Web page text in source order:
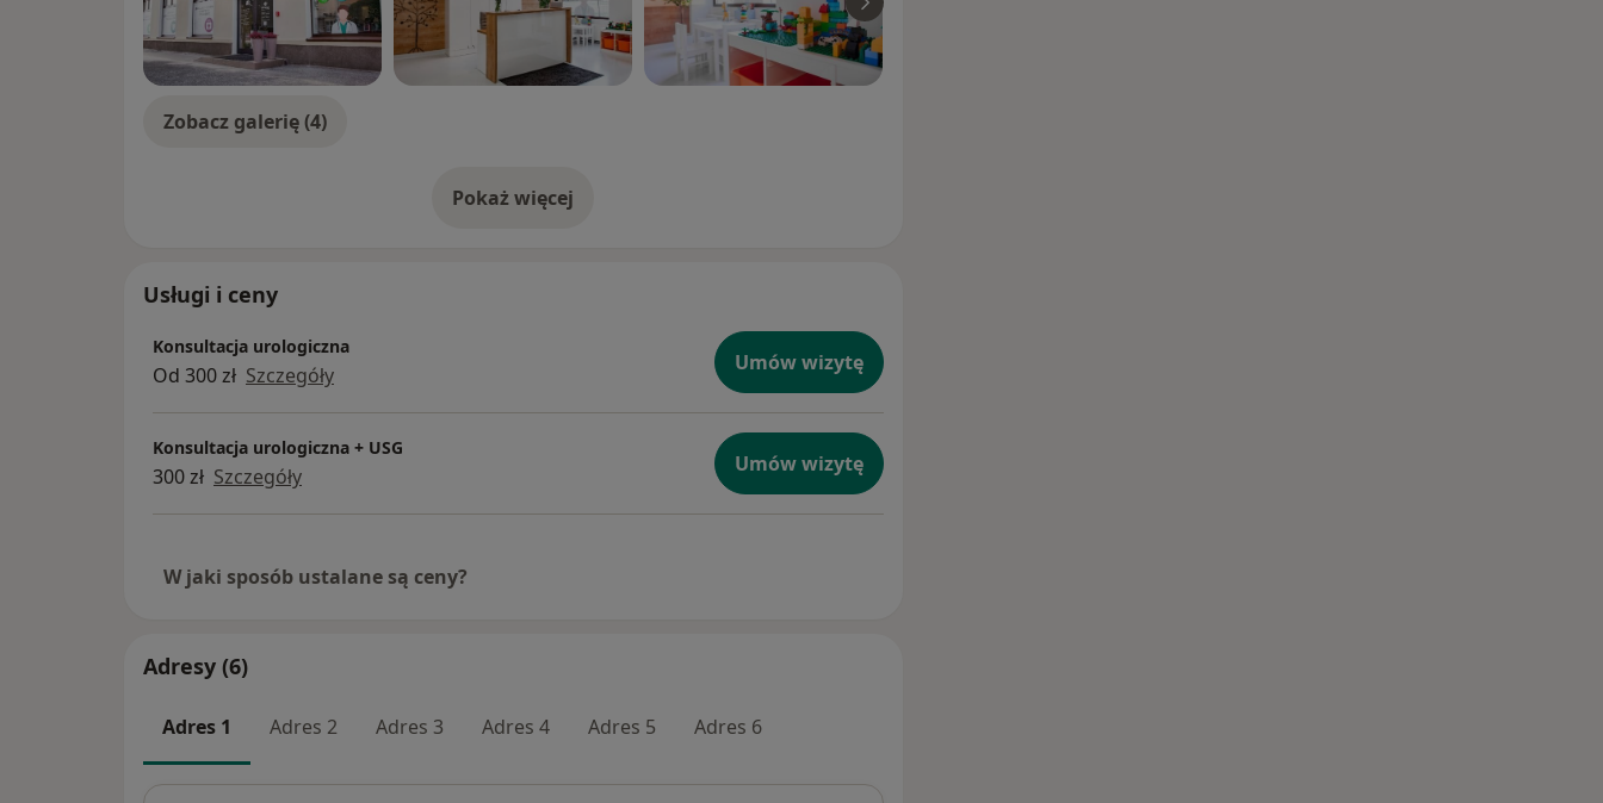
Zobacz galerię (4)
Pokaż więcejo doświadczeniu
Usługi i ceny
Konsultacja urologiczna
Od 300 zł Szczegóły Umów wizytę
Konsultacja urologiczna + USG
300 zł Szczegóły Umów wizytę
W jaki sposób ustalane są ceny?
Adresy (6)
Adres 1 Adres 2 Adres 3 Adres 4 Adres 5 Adres 6